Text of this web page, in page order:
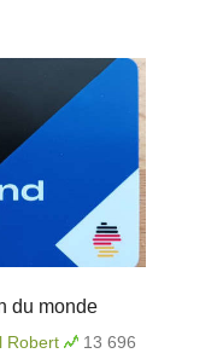
du monde
Robert
13 696